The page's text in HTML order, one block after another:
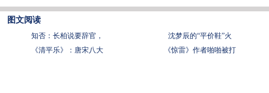
图文阅读
知否：长柏说要辞官，
沈梦辰的“平价鞋”火
《清平乐》：唐宋八大
《惊雷》作者啪啪被打